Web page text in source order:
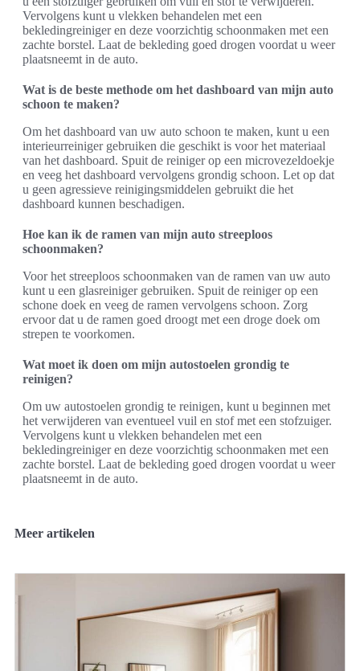
Vervolgens kunt u vlekken behandelen met een
bekledingreiniger en deze voorzichtig schoonmaken met een
zachte borstel. Laat de bekleding goed drogen voordat u weer
plaatsneemt in de auto.
Wat is de beste methode om het dashboard van mijn auto
schoon te maken?
Om het dashboard van uw auto schoon te maken, kunt u een
interieurreiniger gebruiken die geschikt is voor het materiaal
van het dashboard. Spuit de reiniger op een microvezeldoekje
en veeg het dashboard vervolgens grondig schoon. Let op dat
u geen agressieve reinigingsmiddelen gebruikt die het
dashboard kunnen beschadigen.
Hoe kan ik de ramen van mijn auto streeploos
schoonmaken?
Voor het streeploos schoonmaken van de ramen van uw auto
kunt u een glasreiniger gebruiken. Spuit de reiniger op een
schone doek en veeg de ramen vervolgens schoon. Zorg
ervoor dat u de ramen goed droogt met een droge doek om
strepen te voorkomen.
Wat moet ik doen om mijn autostoelen grondig te
reinigen?
Om uw autostoelen grondig te reinigen, kunt u beginnen met
het verwijderen van eventueel vuil en stof met een stofzuiger.
Vervolgens kunt u vlekken behandelen met een
bekledingreiniger en deze voorzichtig schoonmaken met een
zachte borstel. Laat de bekleding goed drogen voordat u weer
plaatsneemt in de auto.
Meer artikelen